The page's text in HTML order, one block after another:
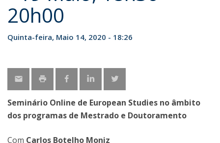
20h00
Quinta-feira, Maio 14, 2020 - 18:26
Seminário Online de European Studies no âmbito
dos programas de Mestrado e Doutoramento
Com Carlos Botelho Moniz